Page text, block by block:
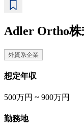
Adler Ortho株
外資系企業
想定年収
500万円 ~ 900万円
勤務地